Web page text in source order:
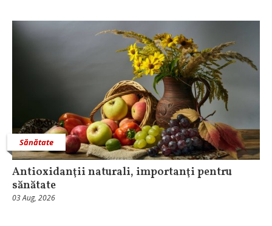
Sănătate
Antioxidanţii naturali, importanţi pentru
sănătate
03 Aug, 2026